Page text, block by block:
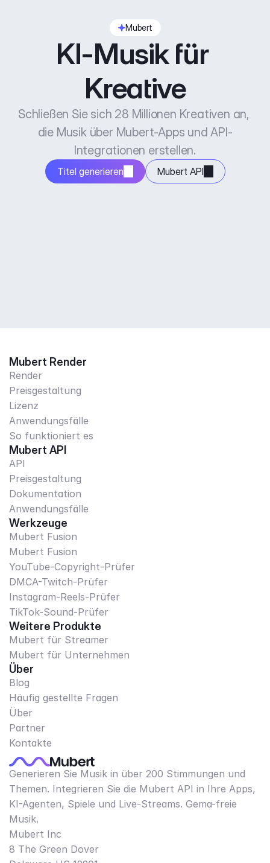
Mubert
KI-Musik für
Kreative
Schließen Sie sich 28 Millionen Kreativen an,
die Musik über Mubert-Apps und API-
Integrationen erstellen.
Titel generieren Mubert API
Mubert Render
Render
Preisgestaltung
Lizenz
Anwendungsfälle
So funktioniert es
Mubert API
API
Preisgestaltung
Dokumentation
Anwendungsfälle
Werkzeuge
Mubert Fusion
Mubert Fusion
YouTube-Copyright-Prüfer
DMCA-Twitch-Prüfer
Instagram-Reels-Prüfer
TikTok-Sound-Prüfer
Weitere Produkte
Mubert für Streamer
Mubert für Unternehmen
Über
Blog
Häufig gestellte Fragen
Über
Partner
Kontakte
Generieren Sie Musik in über 200 Stimmungen und
Themen. Integrieren Sie die Mubert API in Ihre Apps,
KI-Agenten, Spiele und Live-Streams. Gema-freie
Musik.
Mubert Inc
8 The Green Dover